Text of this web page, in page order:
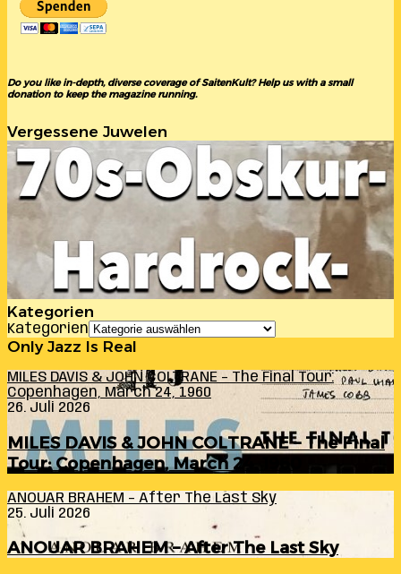
Do you like in-depth, diverse coverage of SaitenKult? Help us with a small
donation to keep the magazine running.
Vergessene Juwelen
Kategorien
Kategorien
Only Jazz Is Real
MILES DAVIS & JOHN COLTRANE – The Final Tour:
Copenhagen, March 24, 1960
26. Juli 2026
MILES DAVIS & JOHN COLTRANE – The Final
Tour: Copenhagen, March 24, 1960
ANOUAR BRAHEM – After The Last Sky
25. Juli 2026
ANOUAR BRAHEM – After The Last Sky